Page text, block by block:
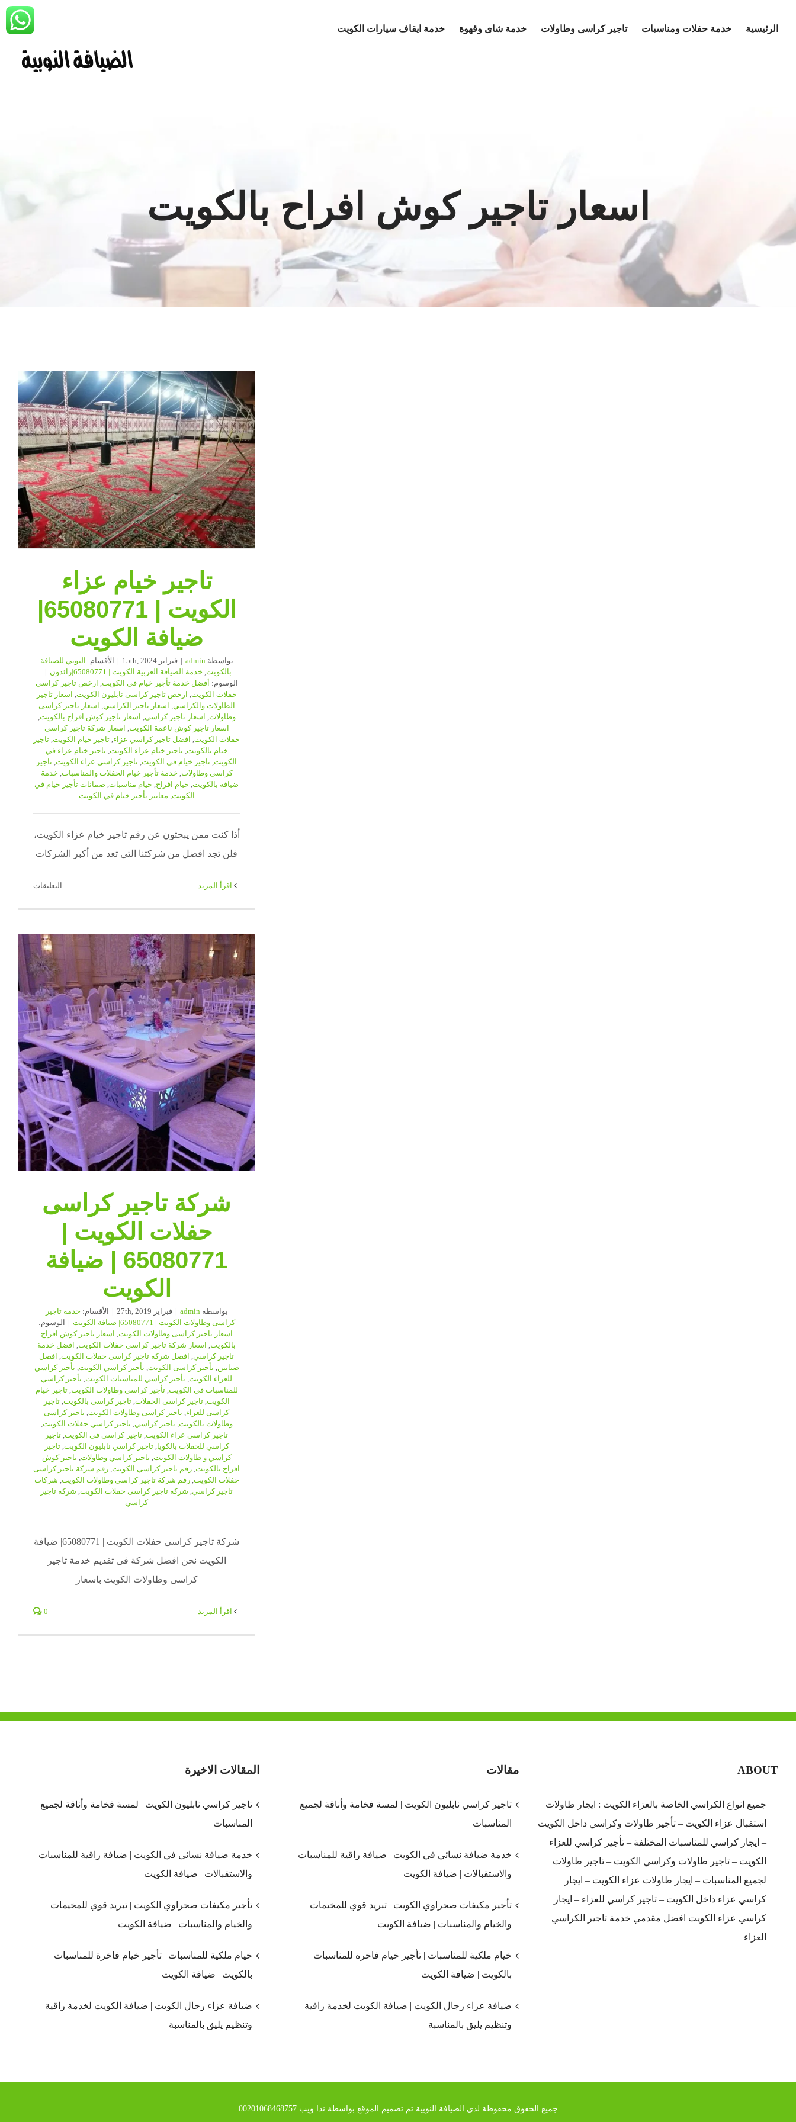
الرئيسية خدمة حفلات ومناسبات تاجير كراسى وطاولات خدمة شاى وقهوة خدمة ايقاف سيارات الكويت
اسعار تاجير كوش افراح بالكويت
تاجير خيام عزاء
الكويت | 65080771|
ضيافة الكويت
بواسطةadmin
| فبراير 15th, 2024 | الأقسام: النوبي للضيافة
بالكويت, خدمة الضيافة العربية الكويت | 65080771|رائدون
|
الوسوم: أفضل خدمة تأجير خيام في الكويت, ارخص تاجير كراسى
حفلات الكويت, ارخص تاجير كراسى نابليون الكويت, اسعار تاجير
الطاولات والكراسي, اسعار تاجير الكراسي, اسعار تاجير كراسى
وطاولات, اسعار تاجير كراسي, اسعار تاجير كوش افراح بالكويت,
اسعار تاجير كوش ناعمة الكويت, اسعار شركة تاجير كراسى
حفلات الكويت, افضل تاجير كراسي عزاء, تاجير خيام الكويت, تاجير
خيام بالكويت,تاجير خيام عزاء الكويت,تاجير خيام عزاء في
الكويت, تاجير خيام في الكويت, تاجير كراسي عزاء الكويت, تاجير
كراسي وطاولات, خدمة تأجير خيام الحفلات والمناسبات, خدمة
ضيافة بالكويت, خيام افراح, خيام مناسبات, ضمانات تأجير خيام في
الكويت, معايير تأجير خيام في الكويت
أذا كنت ممن يبحثون عن رقم تاجير خيام عزاء الكويت،
فلن تجد افضل من شركتنا التي تعد من أكبر الشركات
‫اقرأ المزيد التعليقات
الكويت
|
ضيافة
الكويت
مغلقة
شركة تاجير كراسى
حفلات الكويت |
65080771 | ضيافة
الكويت
بواسطةadmin
| فبراير 27th, 2019 | الأقسام: خدمة تاجير
كراسى وطاولات الكويت | 65080771| ضيافة الكويت
|
الوسوم:
اسعار تاجير كراسى وطاولات الكويت, اسعار تاجير كوش افراح
بالكويت, اسعار شركة تاجير كراسى حفلات الكويت, افضل خدمة
تاجير كراسي, افضل شركة تاجير كراسى حفلات الكويت, افضل
صبابين,تأجير كراسى الكويت,تأجير كراسي الكويت,تأجير كراسي
للعزاء الكويت, تأجير كراسي للمناسبات الكويت, تأجير كراسي
للمناسبات في الكويت,تأجير كراسي وطاولات الكويت,تاجير خيام
الكويت,تاجير كراسى الحفلات,تاجير كراسى بالكويت,تاجير
كراسى للعزاء, تاجير كراسى وطاولات الكويت, تاجير كراسى
وطاولات بالكويت,تاجير كراسي,تاجير كراسي حفلات الكويت,
تاجير كراسي عزاء الكويت, تاجير كراسي في الكويت, تاجير
كراسي للحفلات بالكويا,تاجير كراسي نابليون الكويت,تاجير
كراسي و طاولات الكويت,تاجير كراسي وطاولات,تاجير كوش
افراح بالكويت, رقم تاجير كراسي الكويت, رقم شركة تاجير كراسى
حفلات الكويت,رقم شركة تاجير كراسى وطاولات الكويت, شركات
تاجير كراسي, شركة تاجير كراسى حفلات الكويت, شركة تاجير
كراسي
شركة تاجير كراسى حفلات الكويت | 65080771| ضيافة
الكويت نحن افضل شركة فى تقديم خدمة تاجير
كراسى وطاولات الكويت باسعار
‫اقرأ المزيد 0
ABOUT
جميع انواع الكراسي الخاصة بالعزاء الكويت : ايجار طاولات
استقبال عزاء الكويت – تأجير طاولات وكراسي داخل الكويت
– ايجار كراسي للمناسبات المختلفة – تأجير كراسي للعزاء
الكويت – تاجير طاولات وكراسي الكويت – تاجير طاولات
لجميع المناسبات – ايجار طاولات عزاء الكويت – ايجار
كراسي عزاء داخل الكويت – تاجير كراسي للعزاء – ايجار
كراسي عزاء الكويت افضل مقدمي خدمة تاجير الكراسي
العزاء
مقالات
تاجير كراسي نابليون الكويت | لمسة فخامة وأناقة لجميع
المناسبات
خدمة ضيافة نسائي في الكويت | ضيافة راقية للمناسبات
والاستقبالات | ضيافة الكويت
تأجير مكيفات صحراوي الكويت | تبريد قوي للمخيمات
والخيام والمناسبات | ضيافة الكويت
خيام ملكية للمناسبات | تأجير خيام فاخرة للمناسبات
بالكويت | ضيافة الكويت
ضيافة عزاء رجال الكويت | ضيافة الكويت لخدمة راقية
وتنظيم يليق بالمناسبة
المقالات الاخيرة
تاجير كراسي نابليون الكويت | لمسة فخامة وأناقة لجميع
المناسبات
خدمة ضيافة نسائي في الكويت | ضيافة راقية للمناسبات
والاستقبالات | ضيافة الكويت
تأجير مكيفات صحراوي الكويت | تبريد قوي للمخيمات
والخيام والمناسبات | ضيافة الكويت
خيام ملكية للمناسبات | تأجير خيام فاخرة للمناسبات
بالكويت | ضيافة الكويت
ضيافة عزاء رجال الكويت | ضيافة الكويت لخدمة راقية
وتنظيم يليق بالمناسبة
جميع الحقوق محفوظة لدي الضيافة النوبية تم تصميم الموقع بواسطة ندا ويب 00201068468757